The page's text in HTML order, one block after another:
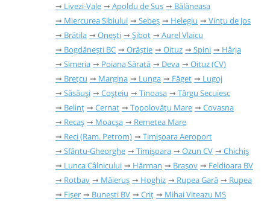
Livezi-Vale
Apoldu de Sus
Bălăneasa
Miercurea Sibiului
Sebeș Helegiu
Vințu de Jos
Brătila
Onești Șibot
Aurel Vlaicu
Bogdănești BC
Orăștie Oituz Spini
Hârja
Simeria
Poiana Sărată Deva
Oituz (CV)
Brețcu
Margina Lunga Făget
Lugoj
Săsăuși
Coșteiu Tinoasa
Târgu Secuiesc
Belinț
Cernat Topolovățu Mare
Covasna
Recaș
Moacșa
Remetea Mare
Reci (Ram. Petrom)
Timișoara Aeroport
Sfântu-Gheorghe
Timișoara Ozun CV
Chichiș
Lunca Câlnicului
Hărman Brașov
Feldioara BV
Rotbav
Măieruș Hoghiz Rupea Gară
Rupea
Fișer
Bunești BV Criț
Mihai Viteazu MS